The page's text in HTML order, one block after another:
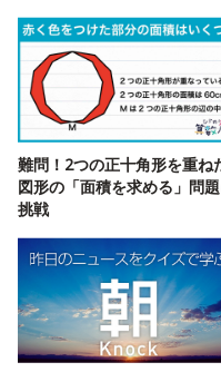
難問！2つの正十角形を重ね
図形の「面積を求める」問
挑戦